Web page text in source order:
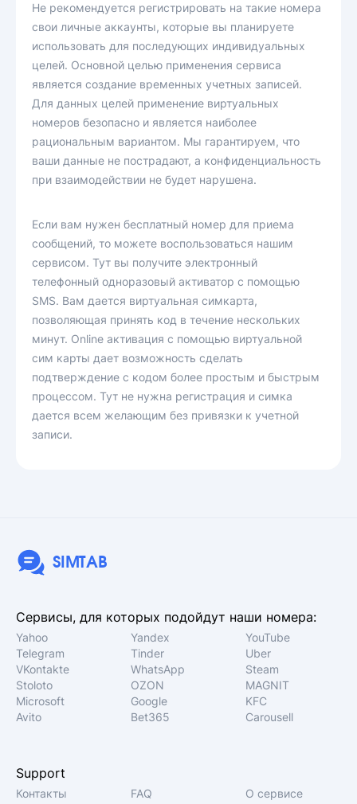
Не рекомендуется регистрировать на такие номера
свои личные аккаунты, которые вы планируете
использовать для последующих индивидуальных
целей. Основной целью применения сервиса
является создание временных учетных записей.
Для данных целей применение виртуальных
номеров безопасно и является наиболее
рациональным вариантом. Мы гарантируем, что
ваши данные не пострадают, а конфиденциальность
при взаимодействии не будет нарушена.
Если вам нужен бесплатный номер для приема
сообщений, то можете воспользоваться нашим
сервисом. Тут вы получите электронный
телефонный одноразовый активатор с помощью
SMS. Вам дается виртуальная симкарта,
позволяющая принять код в течение нескольких
минут. Online активация с помощью виртуальной
сим карты дает возможность сделать
подтверждение с кодом более простым и быстрым
процессом. Тут не нужна регистрация и симка
дается всем желающим без привязки к учетной
записи.
SIMTAB
Сервисы, для которых подойдут наши номера:
Yahoo Yandex
YouTube
Telegram
Tinder
Uber
VKontakte
WhatsApp
Steam
Stoloto
OZON
MAGNIT
Microsoft
Google
KFC
Avito
Bet365 Carousell
Support
Контакты FAQ О сервисе